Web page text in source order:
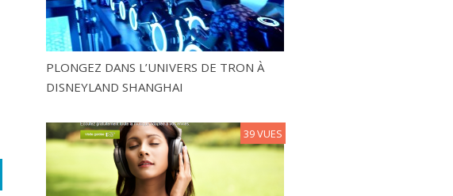
PLONGEZ DANS L’UNIVERS DE TRON À
DISNEYLAND SHANGHAI
39 VUES